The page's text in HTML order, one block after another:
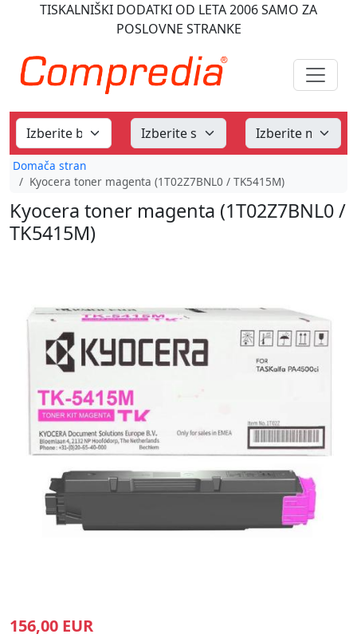
TISKALNIŠKI DODATKI OD LETA 2006SAMO ZA
POSLOVNE STRANKE
Domača stran
Kyocera toner magenta (1T02Z7BNL0 / TK5415M)
Kyocera toner magenta (1T02Z7BNL0 /
TK5415M)
156,00 EUR